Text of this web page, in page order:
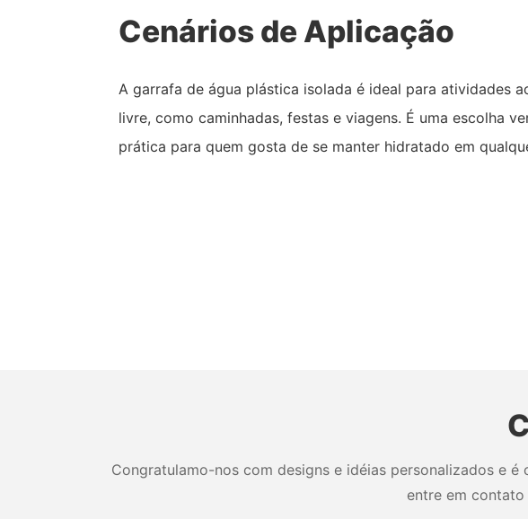
Cenários de Aplicação
A garrafa de água plástica isolada é ideal para atividades
livre, como caminhadas, festas e viagens. É uma escolha
prática para quem gosta de se manter hidratado em
Congratulamo-nos com designs e idéias personalizados e
entre em